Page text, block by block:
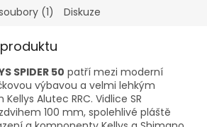
(1) Diskuze
SPIDER 50 patří mezi moderní
výbavou a velmi lehkým
Alutec RRC. Vidlice SR
zdvihem 100 mm, spolehlivé pláště